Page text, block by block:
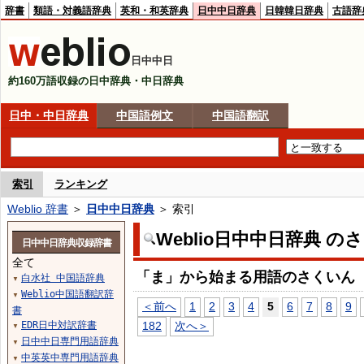
辞書 類語・対義語辞典 英和・和英辞典 日中中日辞典 日韓韓日辞典 古語辞
日中中日
約160万語収録の日中辞典・中日辞典
日中・中日辞典 中国語例文 中国語翻訳
索引 ランキング
Weblio 辞書 ＞ 日中中日辞典 ＞ 索引
Weblio日中中日辞典 の
「ま」から始まる用語のさくいん
＜前へ 1 2 3 4 5 6 7 8
9
182
次へ＞
日中中日辞典収録辞書
全て
▼ 白水社 中国語辞典
▼ Weblio中国語翻訳辞
書
▼ EDR日中対訳辞書
▼ 日中中日専門用語辞典
▼ 中英英中専門用語辞典